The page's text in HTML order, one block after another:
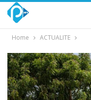
Home ACTUALITE